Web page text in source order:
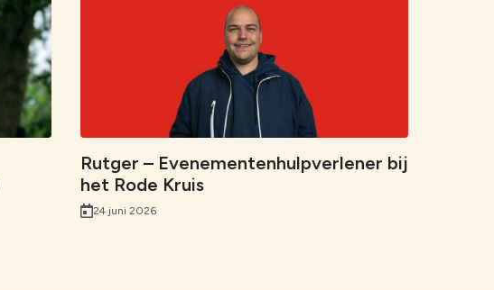
Rutger – Evenementenhulpverlener bij
het Rode Kruis
24 juni 2026